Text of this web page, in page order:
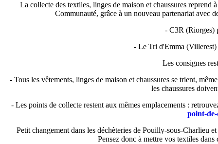
La collecte des textiles, linges de maison et chaussures
Communauté, grâce à un nouveau partenariat avec
- C3R (Riorges)
- Le Tri d'Emma
Les consignes
- Tous les vêtements, linges de maison et chaussures se trient,
les chaussures
- Les points de collecte restent aux mêmes emplacements :
point-de-
Petit changement dans les déchèteries de Pouilly-sous-Charlieu
Pensez donc à mettre vos textiles